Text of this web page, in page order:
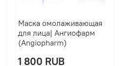
Маска омолаживающая
для лица| Ангиофарм
(Angiopharm)
1 800 RUB